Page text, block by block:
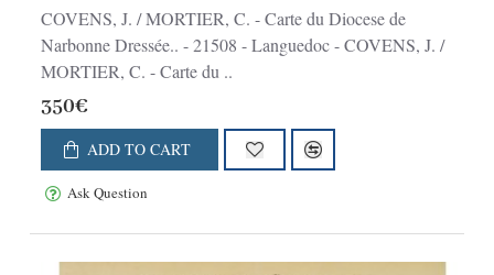
COVENS, J. / MORTIER, C. - Carte du Diocese de
Narbonne Dressée.. - 21508 - Languedoc - COVENS, J. /
MORTIER, C. - Carte du ..
350€
ADD TO CART
Ask Question